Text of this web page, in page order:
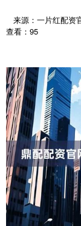
来源：一片红配资
查看：95